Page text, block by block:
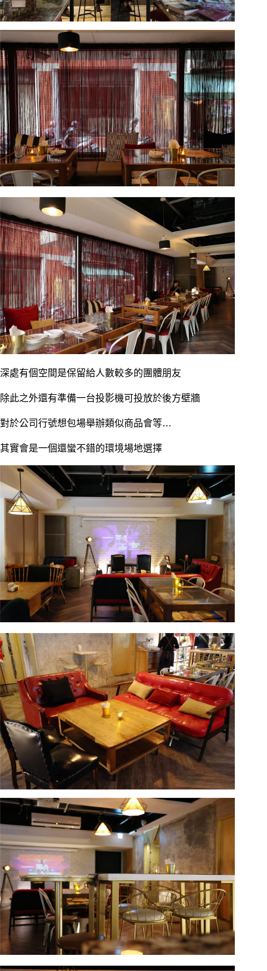
深處有個空間是保留給人數較多的團體朋友
除此之外還有準備一台投影機可投放於後方壁牆
對於公司行號想包場舉辦類似商品會等…
其實會是一個還蠻不錯的環境場地選擇